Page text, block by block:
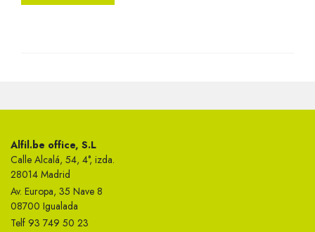
Alfil.be office, S.L
Calle Alcalá, 54, 4°, izda.
28014 Madrid
Av. Europa, 35 Nave 8
08700 Igualada
Telf 93 749 50 23